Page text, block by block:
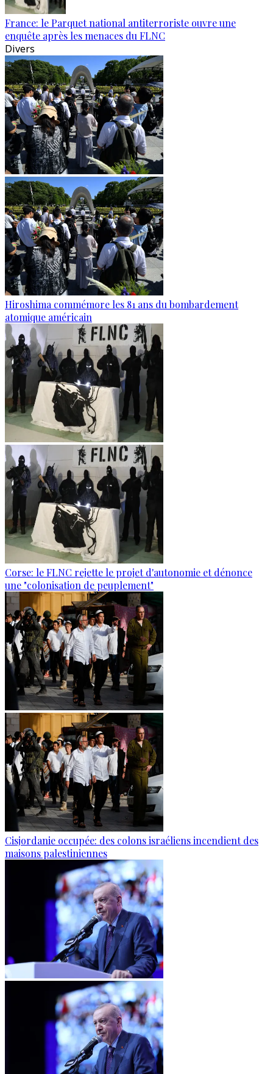
France: le Parquet national antiterroriste ouvre une
enquête après les menaces du FLNC
Divers
Hiroshima commémore les 81 ans du bombardement
atomique américain
Corse: le FLNC rejette le projet d'autonomie et dénonce
une "colonisation de peuplement"
Cisjordanie occupée: des colons israéliens incendient des
maisons palestiniennes